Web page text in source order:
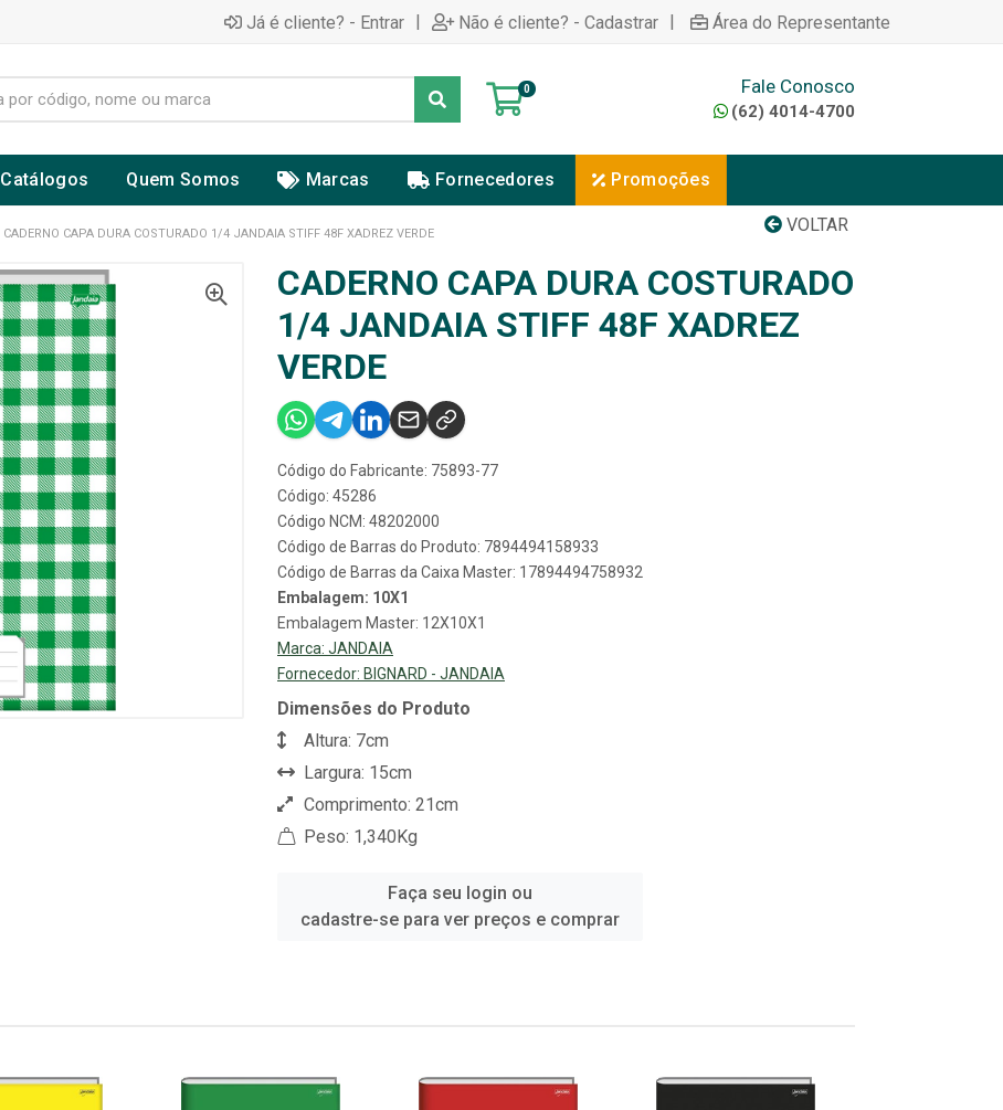
Já é cliente? - Entrar | Não é cliente? - Cadastrar | Área do Representante
0 Fale Conosco
(62) 4014-4700
Catálogos Quem Somos Marcas Fornecedores Promoções
VOLTAR
CADERNO CAPA DURA COSTURADO 1/4 JANDAIA STIFF 48F XADREZ VERDE
CADERNO CAPA DURA COSTURADO
1/4 JANDAIA STIFF 48F XADREZ
VERDE
Código do Fabricante: 75893-77
Código: 45286
Código NCM: 48202000
Código de Barras do Produto: 7894494158933
Código de Barras da Caixa Master: 17894494758932
Embalagem: 10X1
Embalagem Master: 12X10X1
Marca: JANDAIA
Fornecedor: BIGNARD - JANDAIA
Dimensões do Produto
Altura: 7cm
Largura: 15cm
Comprimento: 21cm
Peso: 1,340Kg
Faça seu login ou
cadastre-se para ver preços e comprar